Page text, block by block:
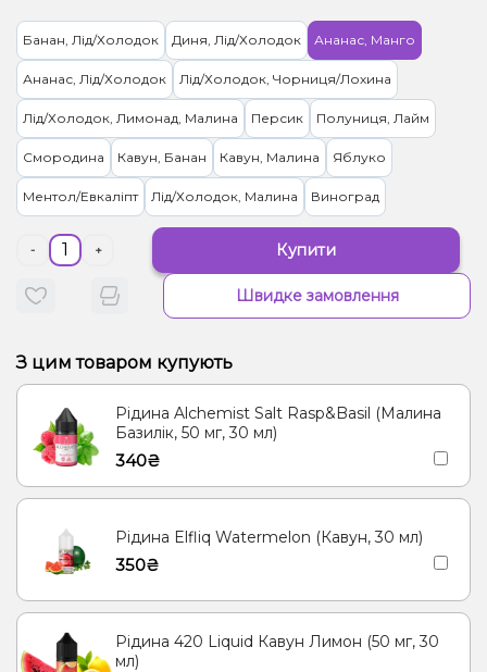
Банан, Лід/Холодок Диня, Лід/Холодок Ананас, Манго
Ананас, Лід/Холодок Лід/Холодок, Чорниця/Лохина
Лід/Холодок, Лимонад, Малина Персик Полуниця, Лайм
Смородина Кавун, Банан Кавун, Малина Яблуко
Ментол/Евкаліпт Лід/Холодок, Малина Виноград
- + Купити
Швидке замовлення
З цим товаром купують
Рідина Alchemist Salt Rasp&Basil (Малина
Базилік, 50 мг, 30 мл)
340₴
Рідина Elfliq Watermelon (Кавун, 30 мл)
350₴
Рідина 420 Liquid Кавун Лимон (50 мг, 30
мл)